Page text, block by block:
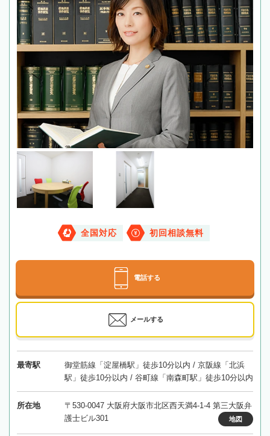
全国対応 初回相談無料
電話する
メールする
最寄駅
御堂筋線「淀屋橋駅」徒歩10分以内 / 京阪線「北浜
駅」徒歩10分以内 / 谷町線「南森町駅」徒歩10分以内
所在地
〒530-0047 大阪府大阪市北区西天満4-1-4 第三大阪弁
護士ビル301
地図